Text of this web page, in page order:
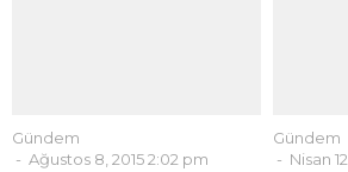
Gündem
Ağustos 8, 2015 2:02 pm
Gündem
Nisan